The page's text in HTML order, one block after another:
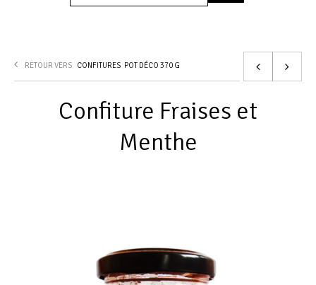
RETOUR VERS CONFITURES POT DÉCO 370 G
Confiture Fraises et
Menthe